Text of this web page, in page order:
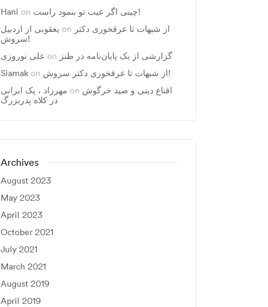
Hani on
چینی اگر عیب تو بنمود راست!
یعقوبی از اردبیل on از شبهات تا عرقخوری دکتر
سروش!
علی نوروزی on گزارشی از یک پایان‌نامه در طنز
Siamak on
از شبهات تا عرقخوری دکتر سروش!
مهرزاد ، يک ايرانی on اقناع دینی و صید خرگوش
در کلاه پدربزرگ
Archives
August 2023
May 2023
April 2023
October 2021
July 2021
March 2021
August 2019
April 2019